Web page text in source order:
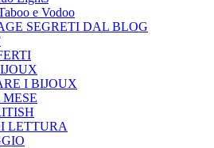
e Vodoo
SEGRETI DAL BLOG
I BIJOUX
LETTURA